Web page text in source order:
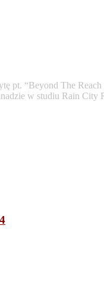
pt. “Beyond The
w studiu Rain